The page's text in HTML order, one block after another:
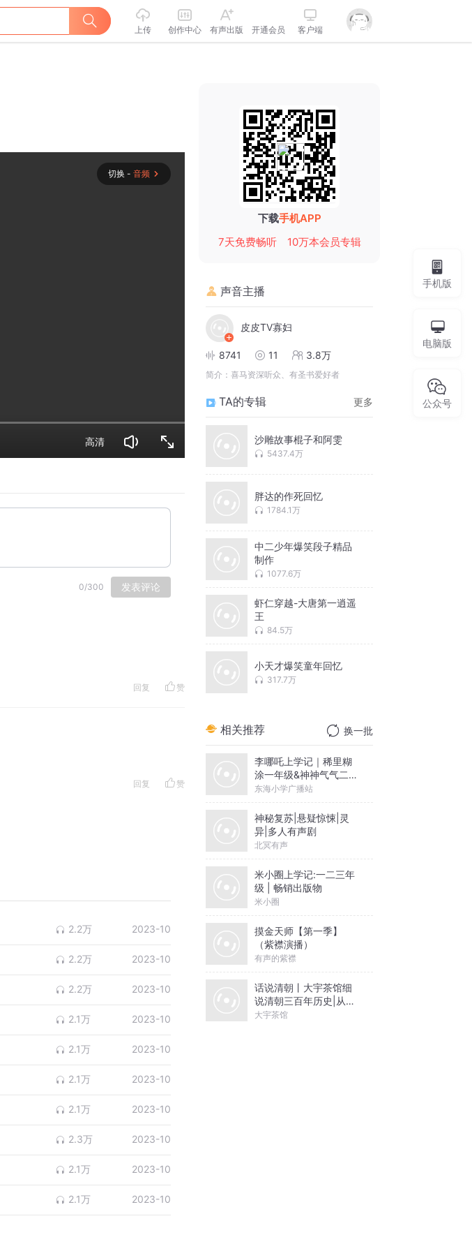
上传 创作中心 有声出版 开通会员 客户端
切换 - 音频
高清
0/300 发表评论
回复 赞
回复 赞
2.2万 2023-10
2.2万 2023-10
2.2万 2023-10
2.1万 2023-10
2.1万 2023-10
2.1万 2023-10
2.1万 2023-10
2.3万 2023-10
2.1万 2023-10
2.1万 2023-10
下载手机APP
7天免费畅听
10万本会员专辑
声音主播
皮皮TV寡妇
8741 11 3.8万
简介： 喜马资深听众、有圣书爱好者
TA的专辑 更多
沙雕故事棍子和阿雯
5437.4万
胖达的作死回忆
1784.1万
中二少年爆笑段子精品
制作
1077.6万
虾仁穿越-大唐第一逍遥
王
84.5万
小天才爆笑童年回忆
317.7万
相关推荐 换一批
李哪吒上学记｜稀里糊
涂一年级&神神气气二年
级
东海小学广播站
神秘复苏|悬疑惊悚|灵
异|多人有声剧
北冥有声
米小圈上学记:一二三年
级 | 畅销出版物
米小圈
摸金天师【第一季】
（紫襟演播）
有声的紫襟
话说清朝丨大宇茶馆细
说清朝三百年历史|从努
尔哈赤到末代皇帝溥仪|
大宇茶馆
手机版
电脑版
公众号